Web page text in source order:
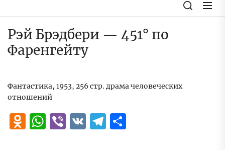
Рэй Брэдбери — 451° по
Фаренгейту
Фантастика, 1953, 256 стр. драма человеческих
отношений
Odnoklassniki
WhatsApp
Viber
VK Telegram